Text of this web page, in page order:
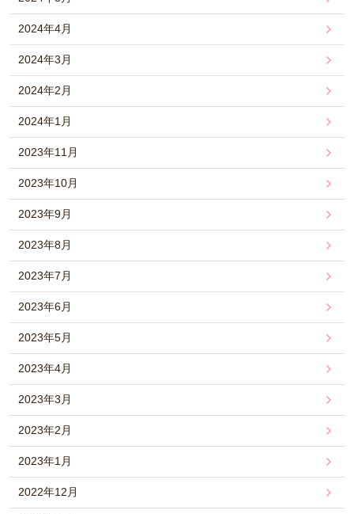
2024年4月
2024年3月
2024年2月
2024年1月
2023年11月
2023年10月
2023年9月
2023年8月
2023年7月
2023年6月
2023年5月
2023年4月
2023年3月
2023年2月
2023年1月
2022年12月